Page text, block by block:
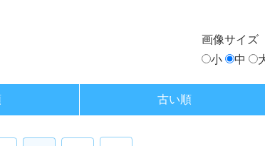
画像サイズ
小
中
古い順